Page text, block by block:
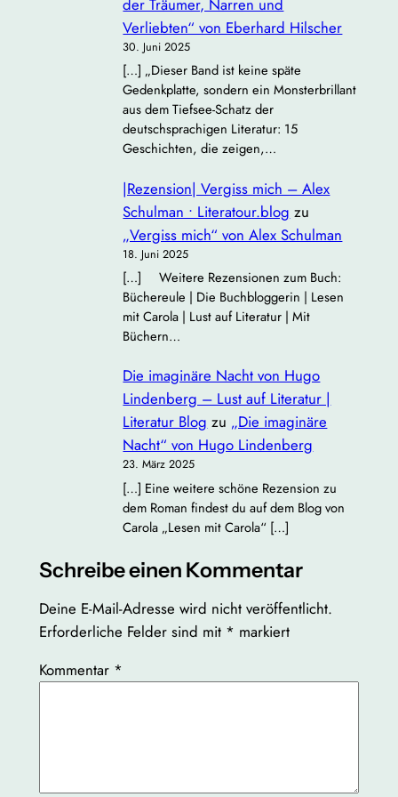
Verliebten“ von Eberhard Hilscher
30. Juni 2025
[…] „Dieser Band ist keine späte
Gedenkplatte, sondern ein Monsterbrillant
aus dem Tiefsee‐Schatz der
deutschsprachigen Literatur: 15
Geschichten, die zeigen,…
|Rezension| Vergiss mich – Alex
Schulman • Literatour.blog zu
„Vergiss mich“ von Alex Schulman
18. Juni 2025
[…] Weitere Rezensionen zum Buch:
Büchereule | Die Buchbloggerin | Lesen
mit Carola | Lust auf Literatur | Mit
Büchern…
Die imaginäre Nacht von Hugo
Lindenberg – Lust auf Literatur |
Literatur Blog zu „Die imaginäre
Nacht“ von Hugo Lindenberg
23. März 2025
[…] Eine weitere schöne Rezension zu
dem Roman findest du auf dem Blog von
Carola „Lesen mit Carola“ […]
Schreibe einen Kommentar
Deine E-Mail-Adresse wird nicht veröffentlicht.
Erforderliche Felder sind mit * markiert
Kommentar *